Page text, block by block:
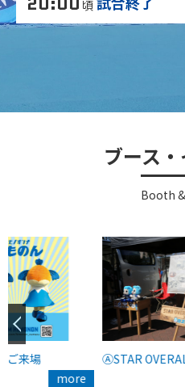
頃
ブース
Booth
ご来場
more
ⒶSTAR